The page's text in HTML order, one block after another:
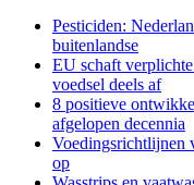
Pesticiden:
buitenlandse
EU schaft
voedsel deels af
8 positieve
afgelopen decennia
Voedingsrichtlijnen
op